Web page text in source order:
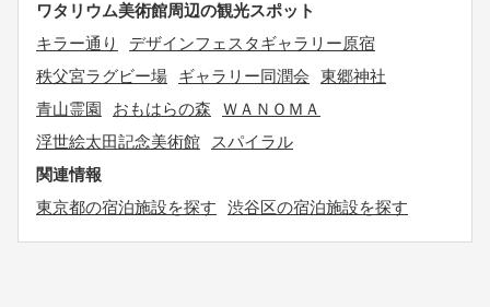
ワタリウム美術館周辺の観光スポット
キラー通り
デザインフェスタギャラリー原宿
秩父宮ラグビー場
ギャラリー同潤会
東郷神社
青山霊園
おもはらの森
ＷＡＮＯＭＡ
浮世絵太田記念美術館
スパイラル
関連情報
東京都の宿泊施設を探す
渋谷区の宿泊施設を探す